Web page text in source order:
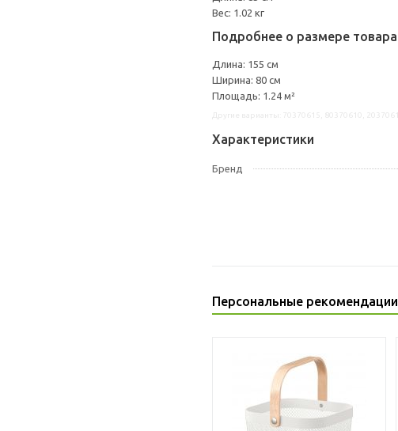
Вес: 1.02 кг
Подробнее о размере товара
Длина: 155 см
Ширина: 80 см
Площадь: 1.24 м²
Характеристики
Бренд
Персональные рекомендации